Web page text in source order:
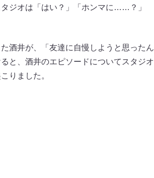
ジオは「はい？」「ホンマに……？」
酒井が、「友達に自慢しようと思ったん
と、酒井のエピソードについてスタジオ
りました。